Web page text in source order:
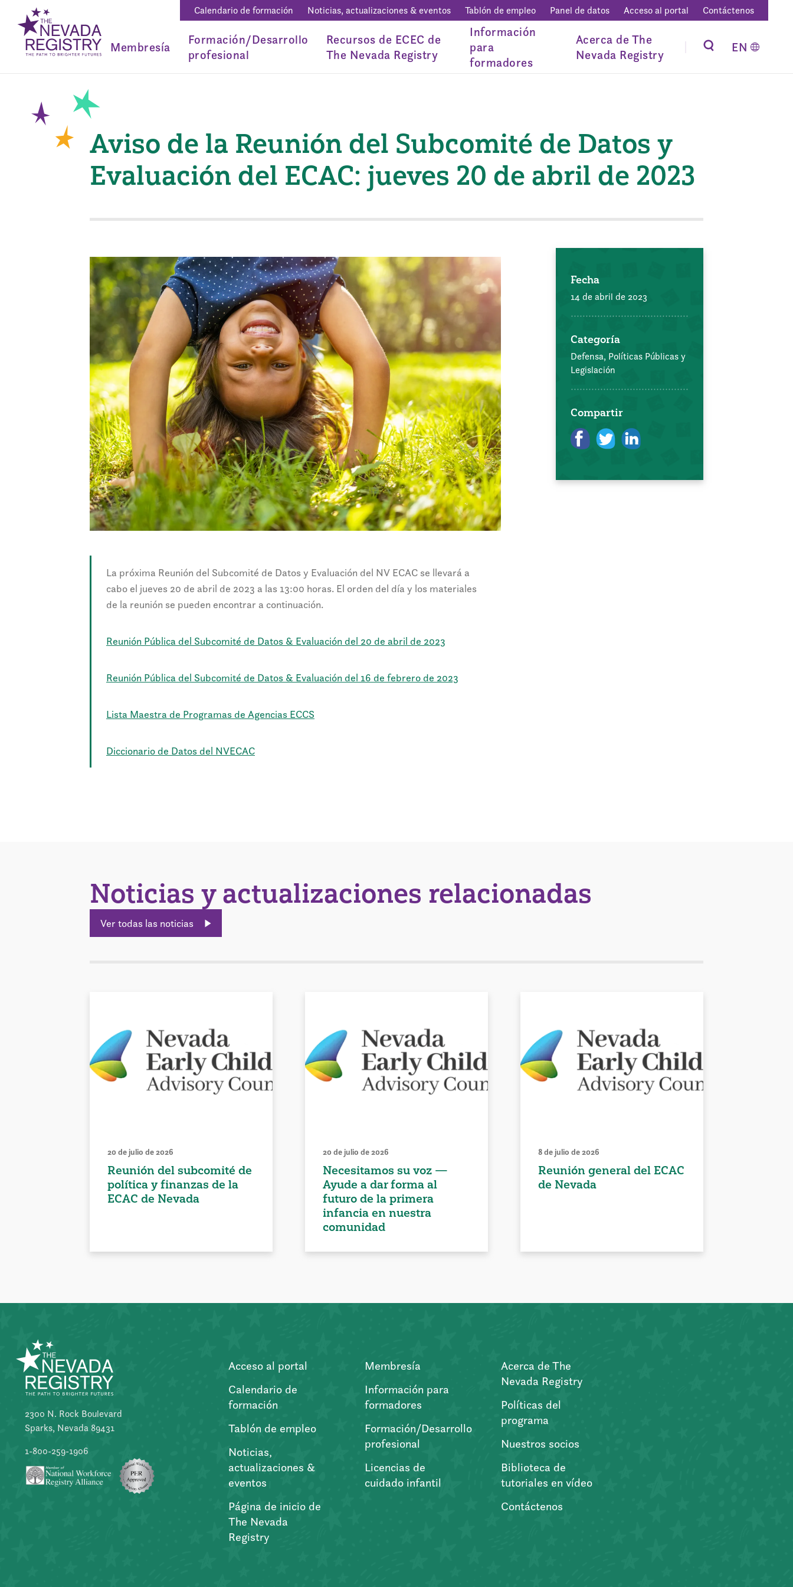
Calendario de formación Noticias, actualizaciones & eventos Tablón de empleo Panel de datos Acceso al portal Contáctenos
Membresía
Formación/Desarrollo
profesional
Recursos de ECEC de
The Nevada Registry
Información
para
formadores
Acerca de The
Nevada Registry
EN
Aviso de la Reunión del Subcomité de Datos y
Evaluación del ECAC: jueves 20 de abril de 2023
La próxima Reunión del Subcomité de Datos y Evaluación del NV ECAC se llevará a
cabo el jueves 20 de abril de 2023 a las 13:00 horas. El orden del día y los materiales
de la reunión se pueden encontrar a continuación.
Reunión Pública del Subcomité de Datos & Evaluación del 20 de abril de 2023
Reunión Pública del Subcomité de Datos & Evaluación del 16 de febrero de 2023
Lista Maestra de Programas de Agencias ECCS
Diccionario de Datos del NVECAC
Fecha
14 de abril de 2023
Categoría
Defensa, Políticas Públicas y
Legislación
Compartir
Noticias y actualizaciones relacionadas
Ver todas las noticias
20 de julio de 2026
Reunión del subcomité de
política y finanzas de la
ECAC de Nevada
20 de julio de 2026
Necesitamos su voz —
Ayude a dar forma al
futuro de la primera
infancia en nuestra
comunidad
8 de julio de 2026
Reunión general del ECAC
de Nevada
2300 N. Rock Boulevard
Sparks, Nevada 89431
1-800-259-1906
Acceso al portal
Calendario de
formación
Tablón de empleo
Noticias,
actualizaciones &
eventos
Página de inicio de
The Nevada
Registry
Membresía
Información para
formadores
Formación/Desarrollo
profesional
Licencias de
cuidado infantil
Acerca de The
Nevada Registry
Políticas del
programa
Nuestros socios
Biblioteca de
tutoriales en vídeo
Contáctenos